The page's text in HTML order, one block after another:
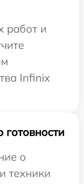
работ и
Infinix
о
техники